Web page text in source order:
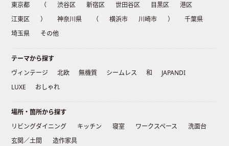
東京都 （ 渋谷区 新宿区 世田谷区 目黒区
港区
江東区
） 神奈川県 （ 横浜市 川崎市 ）
千葉県
埼玉県
その他
テーマから探す
ヴィンテージ
北欧 無機質 シームレス 和
JAPANDI
LUXE
おしゃれ
場所・箇所から探す
リビングダイニング
キッチン 寝室 ワークスペース
洗面台
玄関／土間
造作家具